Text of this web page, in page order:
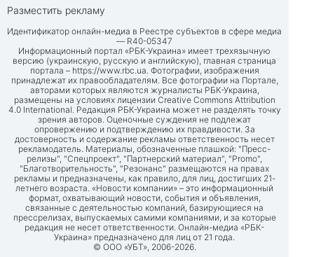
Разместить рекламу
Идентификатор онлайн-медиа в Реестре субъектов в сфере медиа
— R40-05347
Информационный портал «РБК-Украина» имеет трехязычную
версию (украинскую, русскую и английскую), главная страница
портала – https://www.rbc.ua. Фотографии, изображения
принадлежат их правообладателям. Все фотографии на Портале,
авторами которых являются журналисты РБК-Украина,
размещены на условиях лицензии Creative Commons Attribution
4.0 International. Редакция РБК-Украина может не разделять точку
зрения авторов. Оценочные суждения не подлежат
опровержению и подтверждению их правдивости. За
достоверность и содержание рекламы ответственность несет
рекламодатель. Материалы, обозначенные плашкой: "Пресс-
релизы", "Спецпроект", "Партнерский материал", "Promo",
"Благотворительность", "Резонанс" размещаются на правах
рекламы и предназначены, как правило, для лиц, достигших 21-
летнего возраста. «Новости компании» – это информационный
формат, охватывающий новости, события и объявления,
связанные с деятельностью компаний, базирующиеся на
прессрелизах, выпускаемых самими компаниями, и за которые
редакция не несет ответственности. Онлайн-медиа «РБК-
Украина» предназначено для лиц от 21 года.
© ООО «УБТ», 2006-2026.